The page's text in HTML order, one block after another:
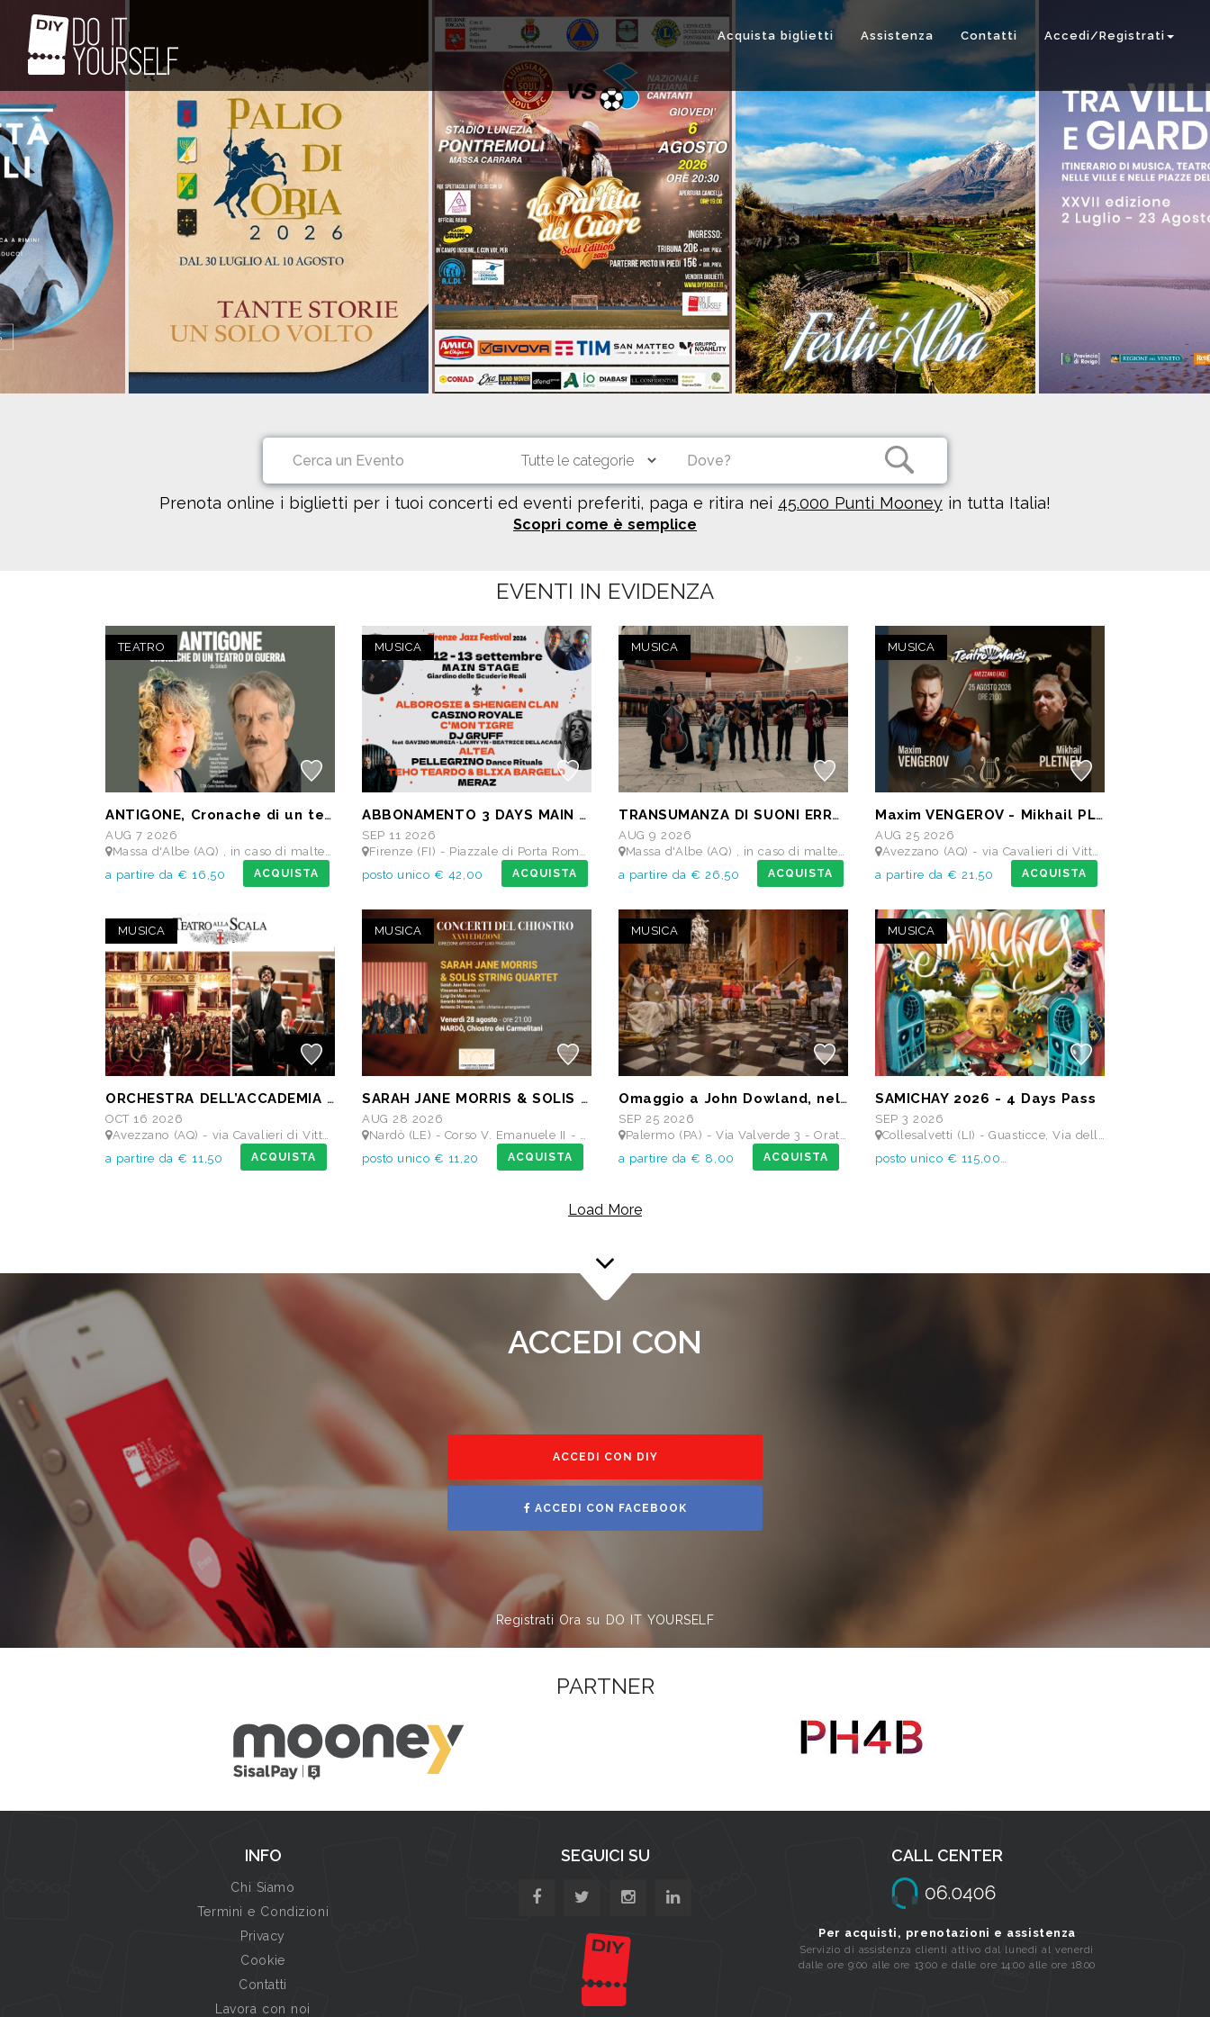
Acquista biglietti Assistenza Contatti Accedi/Registrati
Prenota online i biglietti per i tuoi concerti ed eventi preferiti, paga e ritira nei 45.000 Punti Mooney in tutta Italia!
Scopri come è semplice
EVENTI IN EVIDENZA
TEATRO
ANTIGONE, Cronache di un teatro di guerra da Sofocle
AUG 7 2026
Massa d'Albe (AQ) , in caso di maltempo Teatro dei Marsi Avezzano AQ - Anfiteatro Romano di Alba Fucens
a partire da € 16,50
ACQUISTA
MUSICA
ABBONAMENTO 3 DAYS MAIN STAGE PASS • 11 settembre: Alborosie & Shengen Clan, DJ Gruff feat Gavino Murgia - Lauryyn - Beatrice Dellacasa, after party Dj Gruff • 12 settembre: Altea, Pellegrino, Casino Royale • 13 settembre: Meraz, Teho Teardo & Blixa Bargeld, C'Mon Tigre
SEP 11 2026
Firenze (FI) - Piazzale di Porta Romana, 9 - MAIN STAGE - Giardino delle Scuderie Reali
posto unico € 42,00
ACQUISTA
MUSICA
TRANSUMANZA DI SUONI ERRANTI di Ambrogio Sparagna
AUG 9 2026
Massa d'Albe (AQ) , in caso di maltempo Teatro dei Marsi Avezzano AQ - Anfiteatro Romano di Alba Fucens
a partire da € 26,50
ACQUISTA
MUSICA
Maxim VENGEROV - Mikhail PLETNEV
AUG 25 2026
Avezzano (AQ) - via Cavalieri di Vittorio Veneto - Teatro dei Marsi
a partire da € 21,50
ACQUISTA
MUSICA
ORCHESTRA DELL’ACCADEMIA TEATRO ALLA SCALA di Milano
OCT 16 2026
Avezzano (AQ) - via Cavalieri di Vittorio Veneto - Teatro dei Marsi
a partire da € 11,50
ACQUISTA
MUSICA
SARAH JANE MORRIS & SOLIS STRING QUARTET - Festival I Concerti del Chiostro
AUG 28 2026
Nardò (LE) - Corso V. Emanuele II - Chiostro dei Carmelitani
posto unico € 11,20
ACQUISTA
MUSICA
Omaggio a John Dowland, nel 400° anniversario della morte
SEP 25 2026
Palermo (PA) - Via Valverde 3 - Oratorio Santa Cita
a partire da € 8,00
ACQUISTA
MUSICA
SAMICHAY 2026 - 4 Days Pass
SEP 3 2026
Collesalvetti (LI) - Guasticce, Via delle Vedute SNC - Lago Alberto, Tenuta Bellavista Insuese
posto unico € 115,00
Load More
ACCEDI CON
ACCEDI CON DIY
ACCEDI CON FACEBOOK
Registrati Ora su DO IT YOURSELF
PARTNER
INFO
Chi Siamo
Termini e Condizioni
Privacy
Cookie
Contatti
Lavora con noi
SEGUICI SU CALL CENTER
Per acquisti, prenotazioni e assistenza
Servizio di assistenza clienti attivo dal lunedi al venerdi
dalle ore 9:00 alle ore 13:00 e dalle ore 14:00 alle ore 18:00